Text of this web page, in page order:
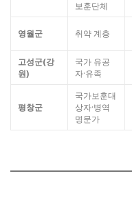
보훈단체
영월군 취약 계층
고성군(강
원)
국가 유공
자·유족
평창군
국가보훈대
상자·병역
명문가